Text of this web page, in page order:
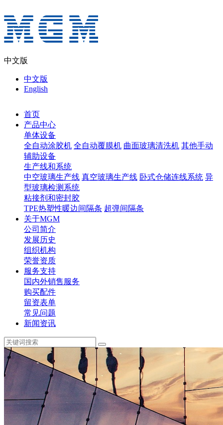
中文版
中文版
English
首页
产品中心
单体设备
全自动涂胶机 全自动覆膜机 曲面玻璃清洗机 其他手动
辅助设备
生产线和系统
中空玻璃生产线 真空玻璃生产线 卧式仓储连线系统 异
型玻璃检测系统
粘接剂和密封胶
TPE热塑性暖边间隔条 超弹间隔条
关于MGM
公司简介
发展历史
组织机构
荣誉资质
服务支持
国内外销售服务
购买配件
留资表单
常见问题
新闻资讯